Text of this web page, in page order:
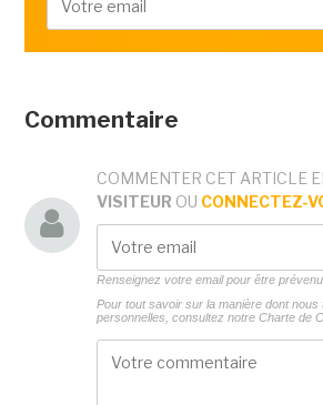
Commentaire
COMMENTER CET ARTICLE
VISITEUR OU CONNECTEZ-
Renseignez votre email pour être
Pour tout savoir sur la manière dont
personnelles, consultez notre Charte de